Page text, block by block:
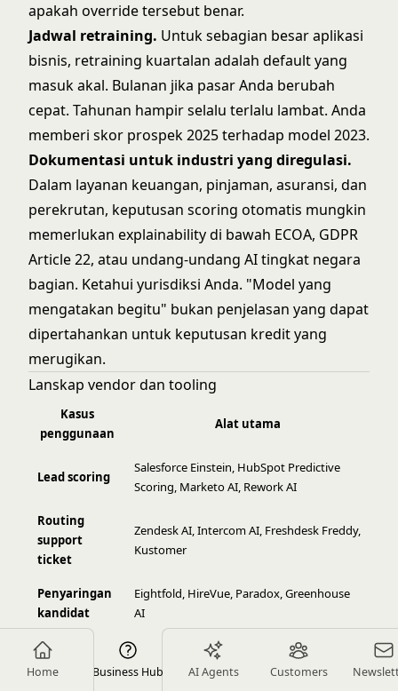
Home Business Hub AI Agents Customers
apakah override tersebut benar.
Jadwal retraining. Untuk sebagian besar aplikasi
bisnis, retraining kuartalan adalah default yang
masuk akal. Bulanan jika pasar Anda berubah
cepat. Tahunan hampir selalu terlalu lambat. Anda
memberi skor prospek 2025 terhadap model 2023.
Dokumentasi untuk industri yang diregulasi.
Dalam layanan keuangan, pinjaman, asuransi, dan
perekrutan, keputusan scoring otomatis mungkin
memerlukan explainability di bawah ECOA, GDPR
Article 22, atau undang-undang AI tingkat negara
bagian. Ketahui yurisdiksi Anda. "Model yang
mengatakan begitu" bukan penjelasan yang dapat
dipertahankan untuk keputusan kredit yang
merugikan.
Lanskap vendor dan tooling
Kasus
penggunaan
Alat utama
Lead scoring
Salesforce Einstein, HubSpot Predictive
Scoring, Marketo AI, Rework AI
Routing
support
ticket
Zendesk AI, Intercom AI, Freshdesk Freddy,
Kustomer
Penyaringan
kandidat
Eightfold, HireVue, Paradox, Greenhouse
AI
Deteksi
penipuan
Stripe Radar, Kount, Featurespace, Sardine